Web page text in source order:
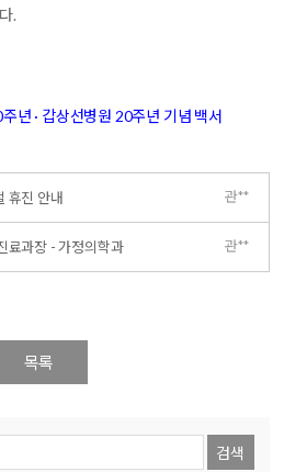
.
년 · 갑상선병원 20주년 기념 백서
휴진 안내 관**
료과장 - 가정의학과 관**
목록
검색